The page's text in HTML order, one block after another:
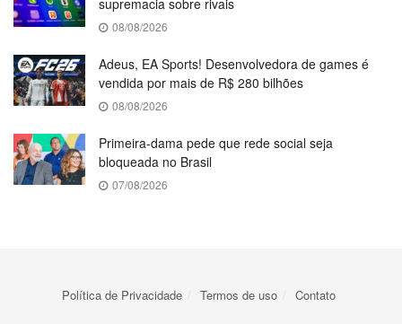
supremacia sobre rivais
08/08/2026
Adeus, EA Sports! Desenvolvedora de games é
vendida por mais de R$ 280 bilhões
08/08/2026
Primeira-dama pede que rede social seja
bloqueada no Brasil
07/08/2026
Política de Privacidade Termos de uso Contato